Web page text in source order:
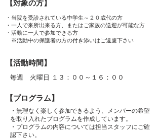
【対象の方】
・当院を受診されている中学生～２０歳代の方
・一人で来所出来る方、またはご家族の送迎が可能な方
・活動に一人で参加できる方
※活動中の保護者の方の付き添いはご遠慮下さい
【活動時間】
毎週 火曜日 １３：００～１６：００
【プログラム】
・無理なく楽しく参加できるよう、メンバーの希望
を取り入れたプログラムを作成しています。
・プログラムの内容については担当スタッフにご確
認下さい。